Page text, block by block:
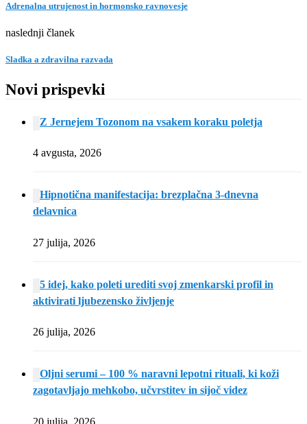
Adrenalna utrujenost in hormonsko ravnovesje
naslednji članek
Sladka a zdravilna razvada
Novi prispevki
Z Jernejem Tozonom na vsakem koraku poletja
4 avgusta, 2026
Hipnotična manifestacija: brezplačna 3-dnevna
delavnica
27 julija, 2026
5 idej, kako poleti urediti svoj zmenkarski profil in
aktivirati ljubezensko življenje
26 julija, 2026
Oljni serumi – 100 % naravni lepotni rituali, ki koži
zagotavljajo mehkobo, učvrstitev in sijoč videz
20 julija, 2026